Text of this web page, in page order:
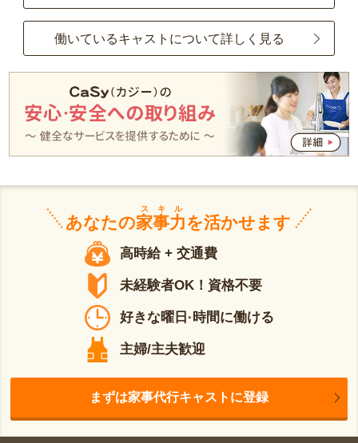
働いているキャストについて詳しく見る
あなたの家事力
スキル
を活かせます
高時給 + 交通費
未経験者OK！資格不要
好きな曜日·時間に働ける
主婦/主夫歓迎
まずは家事代行キャストに登録